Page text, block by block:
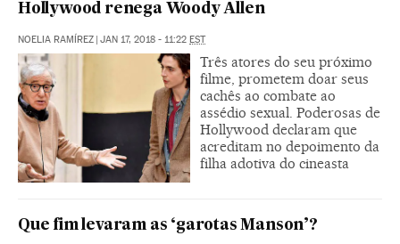
Hollywood renega Woody Allen
NOELIA RAMÍREZ | JAN 17, 2018 - 11:22 EST
Três atores do seu próximo
filme, prometem doar seus
cachês ao combate ao
assédio sexual. Poderosas de
Hollywood declaram que
acreditam no depoimento da
filha adotiva do cineasta
Que fim levaram as ‘garotas Manson’?